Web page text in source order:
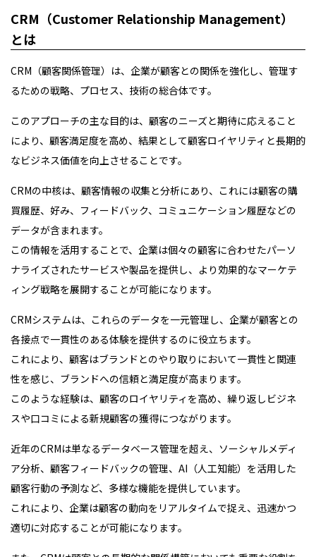
CRM（Customer Relationship Management）
とは
CRM（顧客関係管理）は、企業が顧客との関係を強化し、管理す
るための戦略、プロセス、技術の総合体です。
このアプローチの主な目的は、顧客のニーズと期待に応えること
により、顧客満足度を高め、結果として顧客ロイヤリティと長期的
なビジネス価値を向上させることです。
CRMの中核は、顧客情報の収集と分析にあり、これには顧客の購
買履歴、好み、フィードバック、コミュニケーション履歴などの
データが含まれます。
この情報を活用することで、企業は個々の顧客に合わせたパーソ
ナライズされたサービスや製品を提供し、より効果的なマーケテ
ィング戦略を展開することが可能になります。
CRMシステムは、これらのデータを一元管理し、企業が顧客との
各接点で一貫性のある体験を提供するのに役立ちます。
これにより、顧客はブランドとのやり取りにおいて一貫性と関連
性を感じ、ブランドへの信頼と満足度が高まります。
このような経験は、顧客のロイヤリティを高め、繰り返しビジネ
スや口コミによる新規顧客の獲得につながります。
近年のCRMは単なるデータベース管理を超え、ソーシャルメディ
ア分析、顧客フィードバックの管理、AI（人工知能）を活用した
顧客行動の予測など、多様な機能を提供しています。
これにより、企業は顧客の動向をリアルタイムで捉え、迅速かつ
適切に対応することが可能になります。